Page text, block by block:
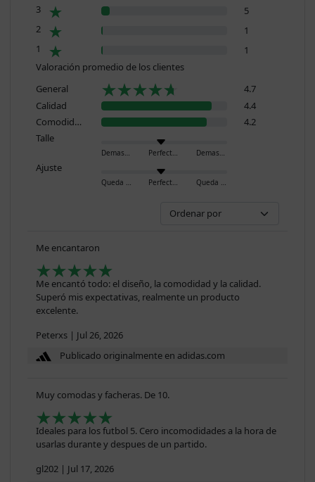
3
5
2
1
1
1
Valoración promedio de los clientes
General
4.7
Calidad
4.4
Comodidad
4.2
Talle
Demasiado pequeño Perfecto Demasiado grande
Ajuste
Queda ajustado Perfecto Queda holgado
Me encantaron
Me encantó todo: el diseño, la comodidad y la calidad.
Superó mis expectativas, realmente un producto
excelente.
Peterxs | Jul 26, 2026
Publicado originalmente en adidas.com
Muy comodas y facheras. De 10.
Ideales para los futbol 5. Cero incomodidades a la hora de
usarlas durante y despues de un partido.
gl202 | Jul 17, 2026